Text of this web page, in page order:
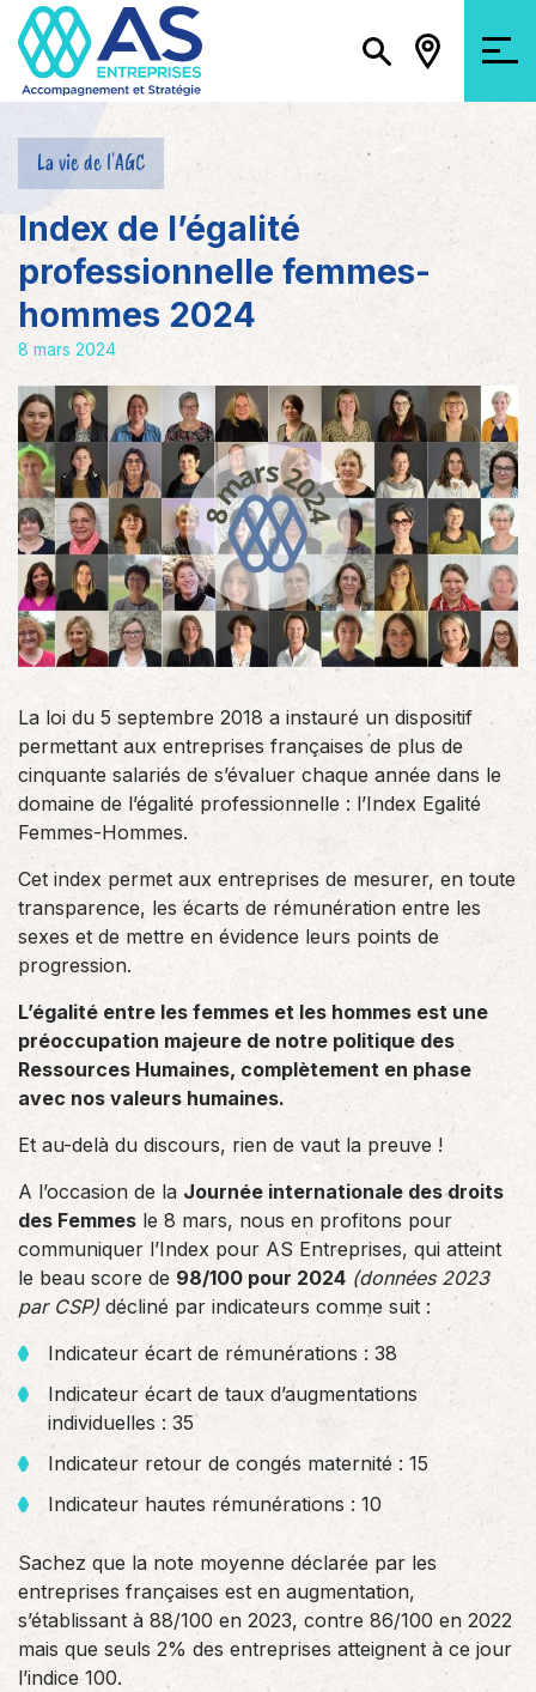
La vie de l'AGC
Index de l’égalité
professionnelle femmes-
hommes 2024
8 mars 2024
La loi du 5 septembre 2018 a instauré un dispositif
permettant aux entreprises françaises de plus de
cinquante salariés de s’évaluer chaque année dans le
domaine de l’égalité professionnelle : l’Index Egalité
Femmes-Hommes.
Cet index permet aux entreprises de mesurer, en toute
transparence, les écarts de rémunération entre les
sexes et de mettre en évidence leurs points de
progression.
L’égalité entre les femmes et les hommes est une
préoccupation majeure de notre politique des
Ressources Humaines, complètement en phase
avec nos valeurs humaines.
Et au-delà du discours, rien de vaut la preuve !
A l’occasion de la Journée internationale des droits
des Femmes le 8 mars, nous en profitons pour
communiquer l’Index pour AS Entreprises, qui atteint
le beau score de 98/100 pour 2024 (données 2023
par CSP) décliné par indicateurs comme suit :
Indicateur écart de rémunérations : 38
Indicateur écart de taux d’augmentations
individuelles : 35
Indicateur retour de congés maternité : 15
Indicateur hautes rémunérations : 10
Sachez que la note moyenne déclarée par les
entreprises françaises est en augmentation,
s’établissant à 88/100 en 2023, contre 86/100 en 2022
mais que seuls 2% des entreprises atteignent à ce jour
l’indice 100.